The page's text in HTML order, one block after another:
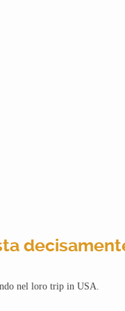
nel loro trip in USA.